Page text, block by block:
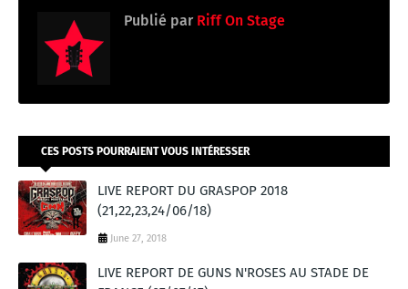
Publié par Riff On Stage
CES POSTS POURRAIENT VOUS INTÉRESSER
LIVE REPORT DU GRASPOP 2018
(21,22,23,24/06/18)
June 27, 2018
LIVE REPORT DE GUNS N'ROSES AU STADE DE